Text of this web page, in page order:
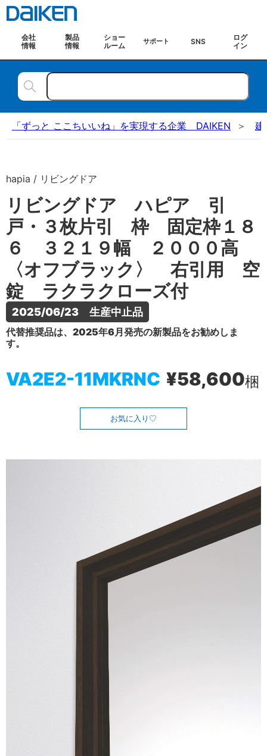
会社
情報
製品
情報
ショー
ルーム
サポート SNS
ログ
イン
「ずっと ここちいいね」を実現する企業 DAIKEN 建
hapia / リビングドア
リビングドア ハピア 引
戸・３枚片引 枠 固定枠１８
６ ３２１９幅 ２０００高
〈オフブラック〉 右引用 空
錠 ラクラクローズ付
2025/06/23　生産中止品
代替推奨品は、2025年6月発売の新製品をお勧めしま
す。
VA2E2-11MKRNC ¥58,600梱
お気に入り